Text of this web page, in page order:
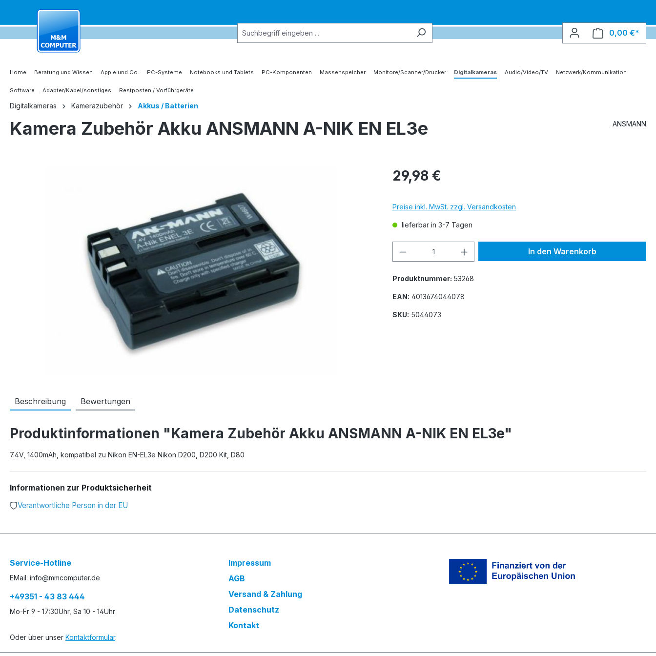
Zur Hauptnavigation springen
0,00 €*
Home Beratung und Wissen Apple und Co. PC-Systeme Notebooks und Tablets PC-Komponenten Massenspeicher Monitore/Scanner/Drucker Digitalkameras Audio/Video/TV Netzwerk/Kommunikation
Software Adapter/Kabel/sonstiges Restposten / Vorführgeräte
Digitalkameras Kamerazubehör Akkus / Batterien
Kamera Zubehör Akku ANSMANN A-NIK EN EL3e ANSMANN
29,98 €
Preise inkl. MwSt. zzgl. Versandkosten
lieferbar in 3-7 Tagen
Produkt Anzahl: Gib den gewünschten Wert
In den Warenkorb
Produktnummer: 53268
EAN: 4013674044078
SKU: 5044073
Beschreibung Bewertungen
Produktinformationen "Kamera Zubehör Akku ANSMANN A-NIK EN EL3e"
7.4V, 1400mAh, kompatibel zu Nikon EN-EL3e Nikon D200, D200 Kit, D80
Informationen zur Produktsicherheit
Verantwortliche Person in der EU
Service-Hotline
EMail: info@mmcomputer.de
+49351 - 43 83 444
Mo-Fr 9 - 17:30Uhr, Sa 10 - 14Uhr
Oder über unser Kontaktformular.
Impressum
AGB
Versand & Zahlung
Datenschutz
Kontakt